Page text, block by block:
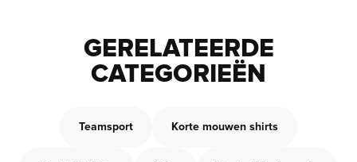
GERELATEERDE
CATEGORIEËN
Teamsport Korte mouwen shirts